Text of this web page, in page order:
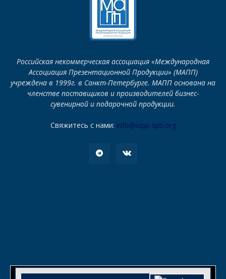
Российская некоммерческая ассоциация «Международная
Ассоциация Презентационной Продукции» (МАПП)
учреждена в 1999г. в Санкт-Петербурге. МАПП основана на
членстве поставщиков и производителей бизнес-
сувенирной и подарочной продукции.
Свяжитесь с нами: info@iapp-spb.org